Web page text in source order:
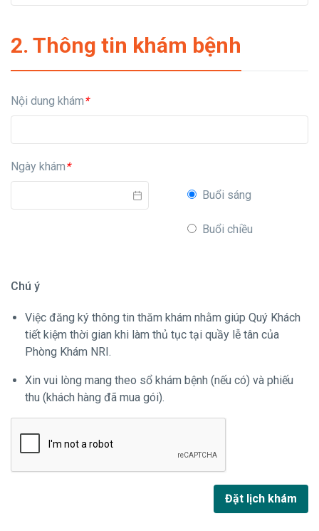
2. Thông tin khám bệnh
Nội dung khám*
Ngày khám*
Buổi sáng
Buổi chiều
Chú ý
Việc đăng ký thông tin thăm khám nhằm giúp Quý Khách
tiết kiệm thời gian khi làm thủ tục tại quầy lễ tân của
Phòng Khám NRI.
Xin vui lòng mang theo sổ khám bệnh (nếu có) và phiếu
thu (khách hàng đã mua gói).
Đặt lịch khám